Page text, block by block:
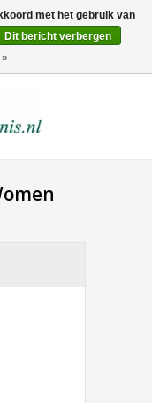
0 Artikelen - €0,00
met het gebruik van
Dit bericht verbergen